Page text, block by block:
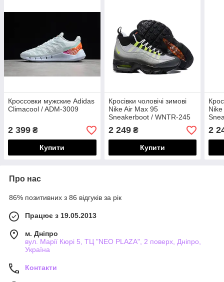
Кроссовки мужские Adidas
Climacool / ADM-3009
2 399 ₴
Купити
Кросівки чоловічі зимові
Nike Air Max 95
Sneakerboot / WNTR-245
2 249₴
Купити
2
Про нас
86% позитивних з 86 відгуків за рік
Працює з 19.05.2013
м. Дніпро
вул. Марії Кюрі 5, ТЦ "NEO PLAZA", 2 поверх, Дніпро,
Україна
Контакти